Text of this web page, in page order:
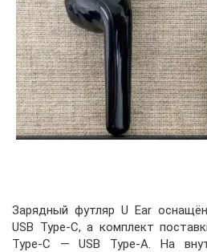
Зарядный футляр U Ear
USB Type-C, а комплект
Type-C — USB Type-А. На